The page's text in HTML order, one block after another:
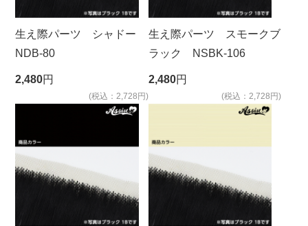
生え際パーツ シャドー
NDB-80
2,480円
(税込：2,728円)
生え際パーツ スモークブ
ラック NSBK-106
2,480円
(税込：2,728円)